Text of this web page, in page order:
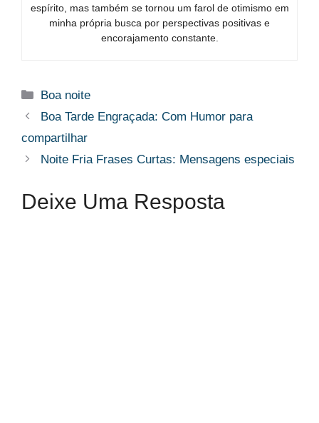
espírito, mas também se tornou um farol de otimismo em
minha própria busca por perspectivas positivas e
encorajamento constante.
Categorias
Boa noite
Boa Tarde Engraçada: Com Humor para
compartilhar
Noite Fria Frases Curtas: Mensagens especiais
Deixe Uma Resposta